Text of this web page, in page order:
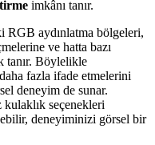
imkânı tanır.
RGB aydınlatma bölgeleri,
ve hatta bazı
tanır. Böylelikle
fazla ifade etmelerini
deneyim de sunar.
seçenekleri
deneyiminizi görsel bir